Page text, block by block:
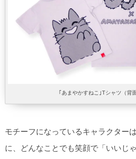
｢あまやかすねこ｣Tシャツ（背
モチーフになっているキャラクター
に、どんなことでも笑顔で「いいじ